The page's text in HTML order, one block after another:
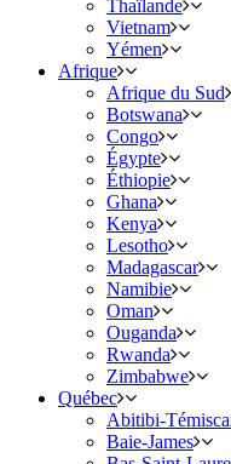
Thaïlande
Vietnam
Yémen
Afrique
Afrique du Sud
Botswana
Congo
Égypte
Éthiopie
Ghana
Kenya
Lesotho
Madagascar
Namibie
Oman
Ouganda
Rwanda
Zimbabwe
Québec
Abitibi-
Baie-James